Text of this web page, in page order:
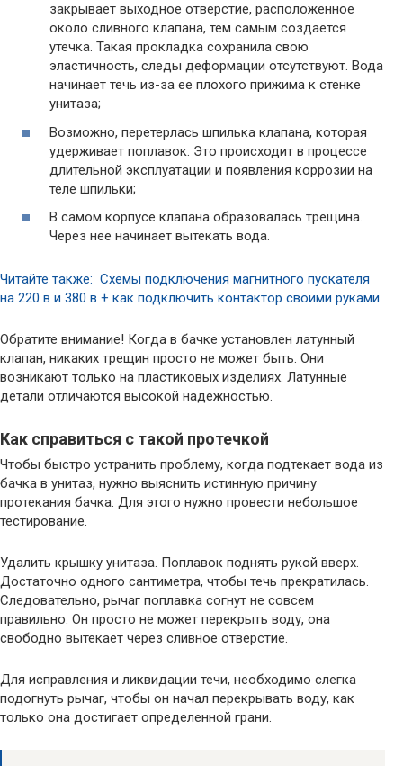
закрывает выходное отверстие, расположенное
около сливного клапана, тем самым создается
утечка. Такая прокладка сохранила свою
эластичность, следы деформации отсутствуют. Вода
начинает течь из-за ее плохого прижима к стенке
унитаза;
Возможно, перетерлась шпилька клапана, которая
удерживает поплавок. Это происходит в процессе
длительной эксплуатации и появления коррозии на
теле шпильки;
В самом корпусе клапана образовалась трещина.
Через нее начинает вытекать вода.
Читайте также: Схемы подключения магнитного пускателя
на 220 в и 380 в + как подключить контактор своими руками
Обратите внимание! Когда в бачке установлен латунный
клапан, никаких трещин просто не может быть. Они
возникают только на пластиковых изделиях. Латунные
детали отличаются высокой надежностью.
Как справиться с такой протечкой
Чтобы быстро устранить проблему, когда подтекает вода из
бачка в унитаз, нужно выяснить истинную причину
протекания бачка. Для этого нужно провести небольшое
тестирование.
Удалить крышку унитаза. Поплавок поднять рукой вверх.
Достаточно одного сантиметра, чтобы течь прекратилась.
Следовательно, рычаг поплавка согнут не совсем
правильно. Он просто не может перекрыть воду, она
свободно вытекает через сливное отверстие.
Для исправления и ликвидации течи, необходимо слегка
подогнуть рычаг, чтобы он начал перекрывать воду, как
только она достигает определенной грани.